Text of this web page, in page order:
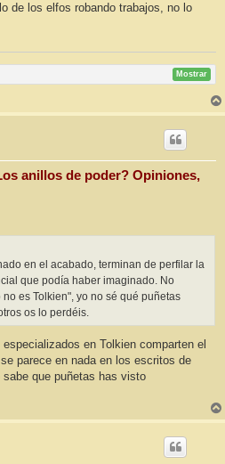
de los elfos robando trabajos, no lo
Mostrar
anillos de poder? Opiniones,
en el acabado, terminan de perfilar la
que podía haber imaginado. No
es Tolkien", yo no sé qué puñetas
os lo perdéis.
en Tolkien comparten el
parece en nada en los escritos de
que puñetas has visto